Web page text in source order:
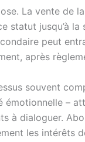
La vente de
jusqu’à
peut
après
souvent
–
à dialoguer.
les intérêts